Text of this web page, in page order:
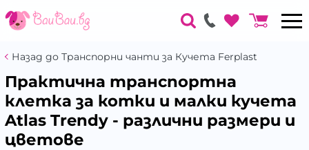
Назад до Транспорни чанти за Кучета Ferplast
Практична транспортна
клетка за котки и малки кучета
Atlas Trendy - различни размери и
цветове